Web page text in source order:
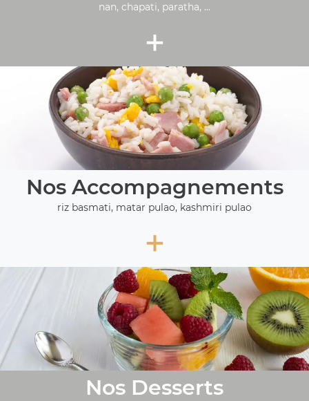
nan, chapati, paratha, ...
+
Nos Accompagnements
riz basmati, matar pulao, kashmiri pulao
+
Nos Desserts